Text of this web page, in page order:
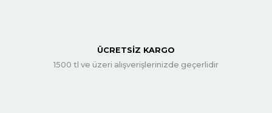
ÜCRETSİZ KARGO
1500 tl ve üzeri alışverişlerinizde geçerlidir